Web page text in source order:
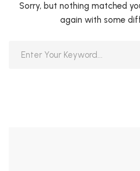
Sorry, but nothing matched
again with some